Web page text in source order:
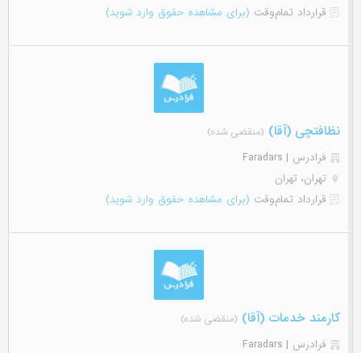
قرارداد تمام‌وقت (برای مشاهده حقوق وارد شوید)
نظافتچی (آقا) (منقضی شده)
فرادرس | Faradars
تهران، تهران
قرارداد تمام‌وقت (برای مشاهده حقوق وارد شوید)
کارمند خدمات (آقا) (منقضی شده)
فرادرس | Faradars